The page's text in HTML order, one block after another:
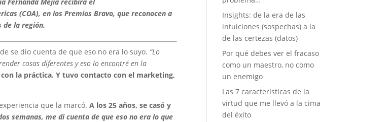
(COA), en los Premios Bravo, que reconocen a
de la región.
se dio cuenta de que eso no era lo suyo. “Lo
cosas diferentes y eso lo encontré en la
la práctica. Y tuvo contacto con el marketing,
que la marcó.A los 25 años, se casó y
semanas, me di cuenta de que eso no era lo que
Insights: de la era de las
intuiciones (sospechas) a la
de las certezas (datos)
Por qué debes ver el fracaso
como un maestro, no como
un enemigo
Las 7 características de la
virtud que me llevó a la cima
del éxito